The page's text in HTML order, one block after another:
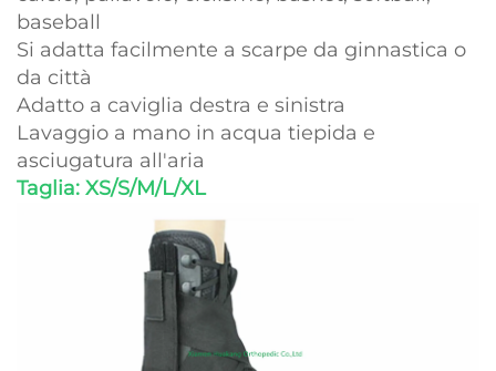
baseball
Si adatta facilmente a scarpe da ginnastica o
da città
Adatto a caviglia destra e sinistra
Lavaggio a mano in acqua tiepida e
asciugatura all'aria
Taglia: XS/S/M/L/XL